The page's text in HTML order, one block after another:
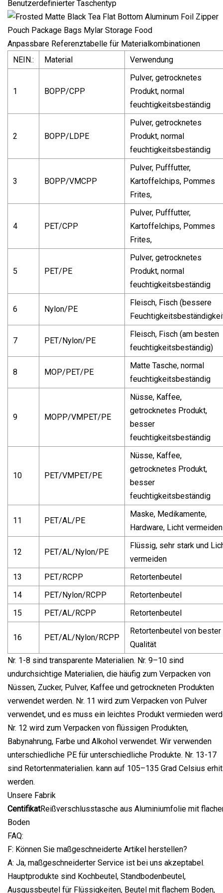
Benutzerdefinierter Taschentyp
Anpassbare Referenztabelle für Materialkombinationen
NEIN.:
Material Verwendung
1 BOPP/CPP
Pulver, getrocknetes
Produkt, normal
feuchtigkeitsbeständig
2 BOPP/LDPE
Pulver, getrocknetes
Produkt, normal
feuchtigkeitsbeständig
3 BOPP/VMCPP
Pulver, Pufffutter,
Kartoffelchips, Pommes
Frites,
4 PET/CPP
Pulver, Pufffutter,
Kartoffelchips, Pommes
Frites,
5 PET/PE
Pulver, getrocknetes
Produkt, normal
feuchtigkeitsbeständig
6 Nylon/PE
Fleisch, Fisch (bessere
7 PET/Nylon/PE
Fleisch, Fisch (am besten
feuchtigkeitsbeständig)
8 MOP/PET/PE
Matte Tasche, normal
feuchtigkeitsbeständig
9 MOPP/VMPET/PE
Nüsse, Kaffee,
getrocknetes Produkt,
besser
feuchtigkeitsbeständig
10 PET/VMPET/PE
Nüsse, Kaffee,
getrocknetes Produkt,
besser
feuchtigkeitsbeständig
11 PET/AL/PE
Maske, Medikamente,
Hardware, Licht vermeiden
12 PET/AL/Nylon/PE
Flüssig, sehr stark und
vermeiden
13
PET/RCPP
Retortenbeutel
14
PET/Nylon/RCPP
Retortenbeutel
15
PET/AL/RCPP Retortenbeutel
16 PET/AL/Nylon/RCPP
Retortenbeutel von bester
Qualität
Nr. 1-8 sind transparente Materialien. Nr. 9–10 sind
undurchsichtige Materialien, die häufig zum Verpacken von
Nüssen, Zucker, Pulver, Kaffee und getrockneten Produkten
verwendet werden. Nr. 11 wird zum Verpacken von Pulver
verwendet, und es muss ein leichtes Produkt vermieden
Nr. 12 wird zum Verpacken von flüssigen Produkten,
Babynahrung, Farbe und Alkohol verwendet. Wir verwenden
unterschiedliche PE für unterschiedliche Produkte. Nr. 13-17
sind Retortenmaterialien. kann auf 105–135 Grad Celsius
werden.
Unsere Fabrik
CentifikatReißverschlusstasche aus Aluminiumfolie mit
Boden
FAQ:
F: Können Sie maßgeschneiderte Artikel herstellen?
A: Ja, maßgeschneiderter Service ist bei uns akzeptabel.
Hauptprodukte sind Kochbeutel, Standbodenbeutel,
Ausgussbeutel für Flüssigkeiten, Beutel mit flachem Boden,